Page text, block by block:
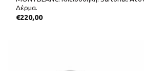
Δέρμα.
€220,00